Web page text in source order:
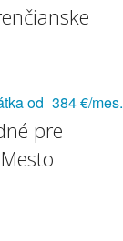
od 384 €/mes.
pre